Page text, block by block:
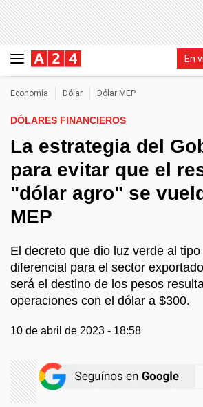
En
Economía Dólar Dólar MEP
DÓLARES FINANCIEROS
La estrategia del
para evitar que el
"dólar agro" se
MEP
El decreto que dio luz verde al
diferencial para el sector
será el destino de los pesos
operaciones con el dólar a $300.
10 de abril de 2023 - 18:58